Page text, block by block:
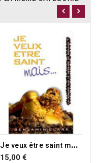
RUPTURE DE STOCK J
e veux être saint mais..
15,00 €